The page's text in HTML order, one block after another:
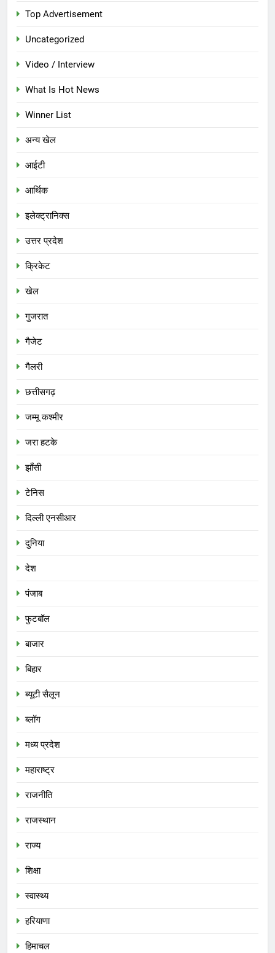
Top Advertisement
Uncategorized
Video / Interview
What Is Hot News
Winner List
अन्य खेल
आईटी
आर्थिक
इलेक्ट्रानिक्स
उत्तर प्रदेश
क्रिकेट
खेल
गुजरात
गैजेट
गैलरी
छत्तीसगढ़
जम्मू कश्मीर
जरा हटके
झाँसी
टेनिस
दिल्ली एनसीआर
दुनिया
देश
पंजाब
फुटबॉल
बाजार
बिहार
ब्यूटी सैलून
ब्लॉग
मध्य प्रदेश
महाराष्ट्र
राजनीति
राजस्थान
राज्य
शिक्षा
स्वास्थ्य
हरियाणा
हिमाचल